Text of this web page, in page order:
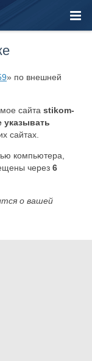
» по внешней
сайта stikom-
указывать
сайтах.
компьютера,
через 6
о вашей